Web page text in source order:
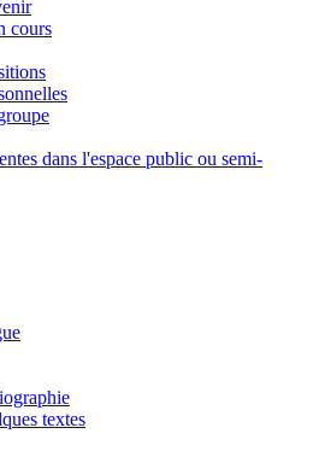
cours
dans l'espace public ou semi-
textes